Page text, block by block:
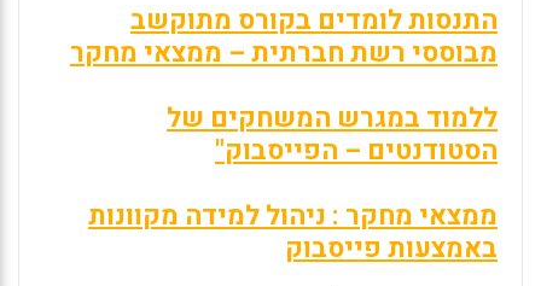
התנסות לומדים בקורס מתוקשב
מבוססי רשת חברתית – ממצאי מחקר
ללמוד במגרש המשחקים של
הסטודנטים – הפייסבוק"
ממצאי מחקר : ניהול למידה מקוונות
באמצעות פייסבוק